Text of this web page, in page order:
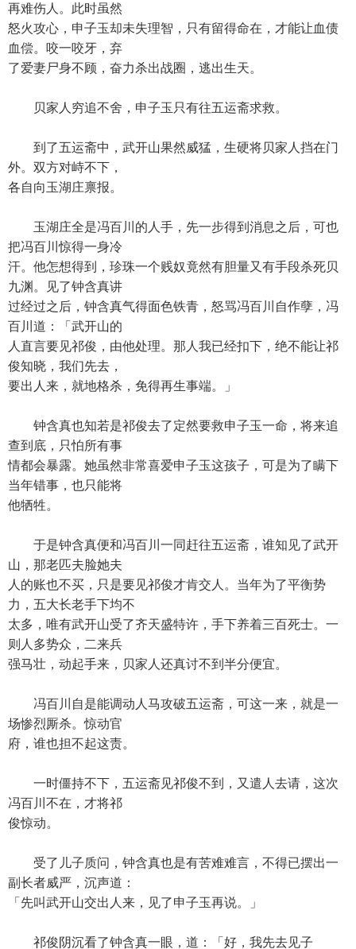
再难伤人。此时虽然
怒火攻心，申子玉却未失理智，只有留得命在，才能让血债
血偿。咬一咬牙，弃
了爱妻尸身不顾，奋力杀出战圈，逃出生天。
贝家人穷追不舍，申子玉只有往五运斋求救。
到了五运斋中，武开山果然威猛，生硬将贝家人挡在门
外。双方对峙不下，
各自向玉湖庄禀报。
玉湖庄全是冯百川的人手，先一步得到消息之后，可也
把冯百川惊得一身冷
汗。他怎想得到，珍珠一个贱奴竟然有胆量又有手段杀死贝
九渊。见了钟含真讲
过经过之后，钟含真气得面色铁青，怒骂冯百川自作孽，冯
百川道：「武开山的
人直言要见祁俊，由他处理。那人我已经扣下，绝不能让祁
俊知晓，我们先去，
要出人来，就地格杀，免得再生事端。」
钟含真也知若是祁俊去了定然要救申子玉一命，将来追
查到底，只怕所有事
情都会暴露。她虽然非常喜爱申子玉这孩子，可是为了瞒下
当年错事，也只能将
他牺牲。
于是钟含真便和冯百川一同赶往五运斋，谁知见了武开
山，那老匹夫脸她夫
人的账也不买，只是要见祁俊才肯交人。当年为了平衡势
力，五大长老手下均不
太多，唯有武开山受了齐天盛特许，手下养着三百死士。一
则人多势众，二来兵
强马壮，动起手来，贝家人还真讨不到半分便宜。
冯百川自是能调动人马攻破五运斋，可这一来，就是一
场惨烈厮杀。惊动官
府，谁也担不起这责。
一时僵持不下，五运斋见祁俊不到，又遣人去请，这次
冯百川不在，才将祁
俊惊动。
受了儿子质问，钟含真也是有苦难难言，不得已摆出一
副长者威严，沉声道：
「先叫武开山交出人来，见了申子玉再说。」
祁俊阴沉看了钟含真一眼，道：「好，我先去见子